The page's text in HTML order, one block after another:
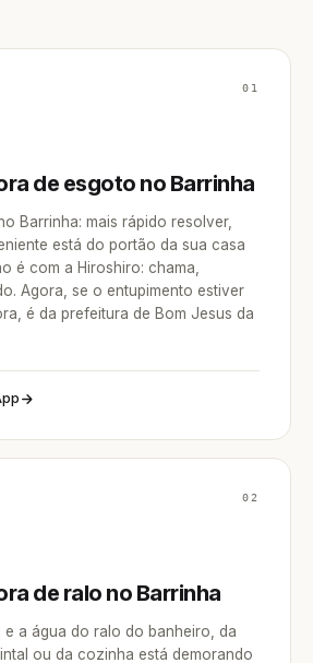
01
de esgoto no Barrinha
Barrinha: mais rápido resolver,
está do portão da sua casa
é com a Hiroshiro: chama,
Agora, se o entupimento estiver
é da prefeitura de Bom Jesus da
02
de ralo no Barrinha
e a água do ralo do banheiro, da
ou da cozinha está demorando